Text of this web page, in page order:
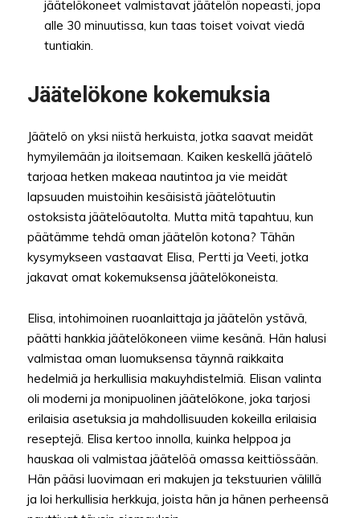
jäätelökoneet valmistavat jäätelön nopeasti, jopa
alle 30 minuutissa, kun taas toiset voivat viedä
tuntiakin.
Jäätelökone kokemuksia
Jäätelö on yksi niistä herkuista, jotka saavat meidät
hymyilemään ja iloitsemaan. Kaiken keskellä jäätelö
tarjoaa hetken makeaa nautintoa ja vie meidät
lapsuuden muistoihin kesäisistä jäätelötuutin
ostoksista jäätelöautolta. Mutta mitä tapahtuu, kun
päätämme tehdä oman jäätelön kotona? Tähän
kysymykseen vastaavat Elisa, Pertti ja Veeti, jotka
jakavat omat kokemuksensa jäätelökoneista.
Elisa, intohimoinen ruoanlaittaja ja jäätelön ystävä,
päätti hankkia jäätelökoneen viime kesänä. Hän halusi
valmistaa oman luomuksensa täynnä raikkaita
hedelmiä ja herkullisia makuyhdistelmiä. Elisan valinta
oli moderni ja monipuolinen jäätelökone, joka tarjosi
erilaisia asetuksia ja mahdollisuuden kokeilla erilaisia
reseptejä. Elisa kertoo innolla, kuinka helppoa ja
hauskaa oli valmistaa jäätelöä omassa keittiössään.
Hän pääsi luovimaan eri makujen ja tekstuurien välillä
ja loi herkullisia herkkuja, joista hän ja hänen perheensä